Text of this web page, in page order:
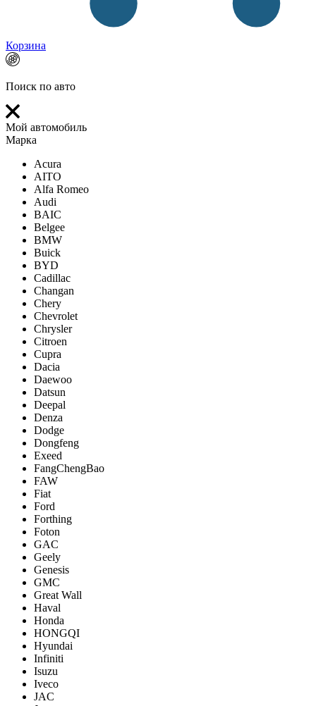
Корзина
Поиск по авто
Мой автомобиль
Марка
Acura
AITO
Alfa Romeo
Audi
BAIC
Belgee
BMW
Buick
BYD
Cadillac
Changan
Chery
Chevrolet
Chrysler
Citroen
Cupra
Dacia
Daewoo
Datsun
Deepal
Denza
Dodge
Dongfeng
Exeed
FangChengBao
FAW
Fiat
Ford
Forthing
Foton
GAC
Geely
Genesis
GMC
Great Wall
Haval
Honda
HONGQI
Hyundai
Infiniti
Isuzu
Iveco
JAC